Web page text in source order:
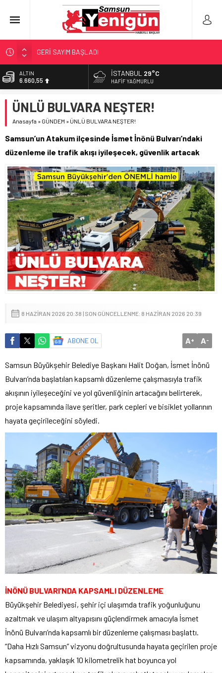
GERİ SAYIM BAŞLADI
SAMSUNSPOR’DA HEDEF 5’İNCİLİK!
‘BAFRA’YA YATIRIM YAPIN!’
YÖNETİCİ SEÇERKEN YAPILAN EN BÜYÜK HATALAR
ALTIN
6.660,55
13.779,39
DOLAR
55,1881
İSTANBUL 29°C
HAFIF YAĞMURLU
ÜNLÜ BULVARA NEŞTER!
Anasayfa » GÜNDEM » ÜNLÜ BULVARA NEŞTER!
Samsun’un Atakum ilçesinde İsmet İnönü Bulvarı’ndaki
düzenleme ile trafik akışı iyileşecek, güvenlik artacak
8 HAZIRAN 2026 20:38 | SON GÜNCELLENME: 8 HAZIRAN 2026 20:39
ABONE OL A+ A-
Samsun Büyükşehir Belediye Başkanı Halit Doğan, İsmet İnönü
Bulvarı’nda başlatılan kapsamlı düzenleme çalışmasıyla trafik
akışının iyileşeceğini ve yol güvenliğinin artacağını belirterek,
proje kapsamında ilave şeritler, park cepleri ve bisiklet yollarının
hayata geçirileceğini söyledi.
İNÖNÜ BULVARI’NDA KAPSAMLI DÜZENLEME
Büyükşehir Belediyesi, şehir içi ulaşımda trafik yoğunluğunu
azaltmak ve ulaşım altyapısını güçlendirmek amacıyla İsmet
İnönü Bulvarı’nda kapsamlı bir düzenleme çalışması başlattı.
“Daha Hızlı Samsun” vizyonu doğrultusunda hayata geçirilen proje
kapsamında, yaklaşık 10 kilometrelik hat boyunca yol